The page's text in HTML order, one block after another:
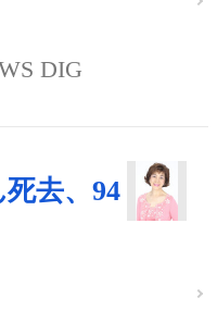
DIG
去、94